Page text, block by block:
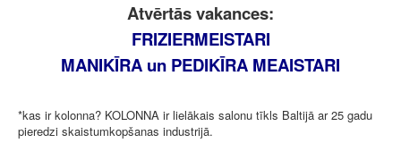
Atvērtās vakances:
FRIZIERMEISTARI
MANIKĪRA un PEDIKĪRA MEAISTARI
*kas ir kolonna? KOLONNA ir lielākais salonu tīkls Baltijā ar 25 gadu
pieredzi skaistumkopšanas industrijā.